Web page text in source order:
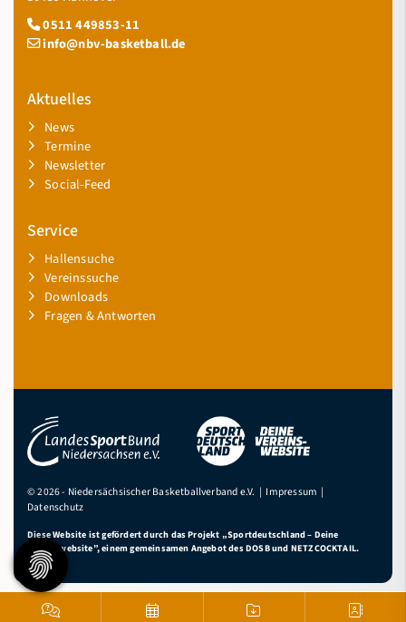
0511 449853-11
info@nbv-basketball.de
Aktuelles
News
Termine
Newsletter
Social-Feed
Service
Hallensuche
Vereinssuche
Downloads
Fragen & Antworten
© 2026 - Niedersächsischer Basketballverband e.V. | Impressum |
Datenschutz
Diese Website ist gefördert durch das Projekt „Sportdeutschland – Deine
Vereinswebsite”, einem gemeinsamen Angebot des DOSB und NETZCOCKTAIL.